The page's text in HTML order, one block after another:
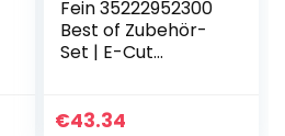
Fein 35222952300
Best of Zubehör-
Set | E-Cut
Verzahnung |
€43.34